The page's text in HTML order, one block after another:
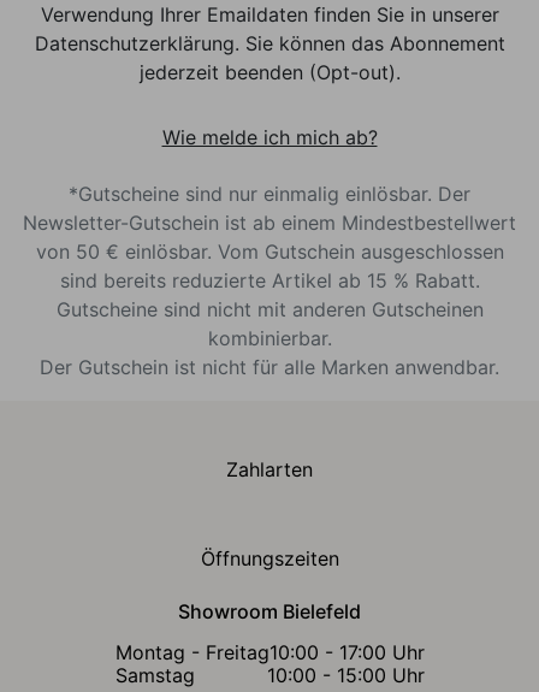
Verwendung Ihrer Emaildaten finden Sie in unserer
Datenschutzerklärung. Sie können das Abonnement
jederzeit beenden (Opt-out).
Wie melde ich mich ab?
*Gutscheine sind nur einmalig einlösbar. Der
Newsletter-Gutschein ist ab einem Mindestbestellwert
von 50 € einlösbar. Vom Gutschein ausgeschlossen
sind bereits reduzierte Artikel ab 15 % Rabatt.
Gutscheine sind nicht mit anderen Gutscheinen
kombinierbar.
Der Gutschein ist nicht für alle Marken anwendbar.
Zahlarten
Öffnungszeiten
Showroom Bielefeld
Montag - Freitag10:00 - 17:00 Uhr
Samstag
10:00 - 15:00 Uhr